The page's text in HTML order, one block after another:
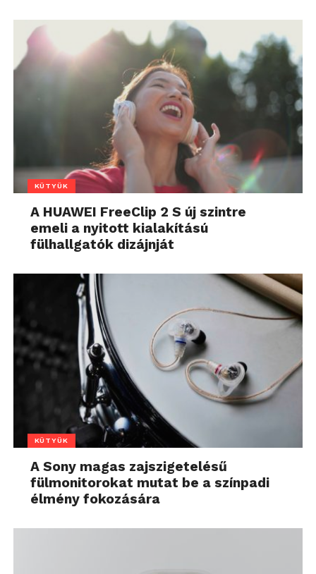
KÜTYÜK
A HUAWEI FreeClip 2 S új szintre
emeli a nyitott kialakítású
fülhallgatók dizájnját
KÜTYÜK
A Sony magas zajszigetelésű
fülmonitorokat mutat be a színpadi
élmény fokozására